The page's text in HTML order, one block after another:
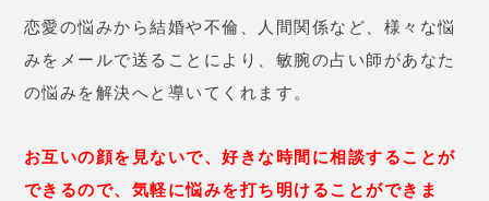
恋愛の悩みから結婚や不倫、人間関係など、様々な悩
みをメールで送ることにより、敏腕の占い師があなた
の悩みを解決へと導いてくれます。
お互いの顔を見ないで、好きな時間に相談することが
できるので、気軽に悩みを打ち明けることができま